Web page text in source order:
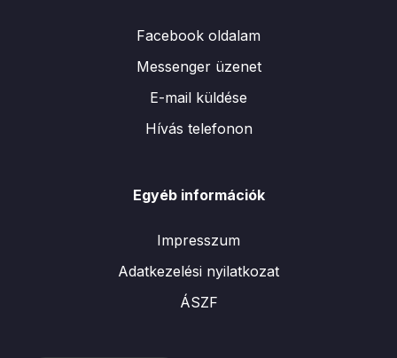
Facebook oldalam
Messenger üzenet
E-mail küldése
Hívás telefonon
Egyéb információk
Impresszum
Adatkezelési nyilatkozat
ÁSZF